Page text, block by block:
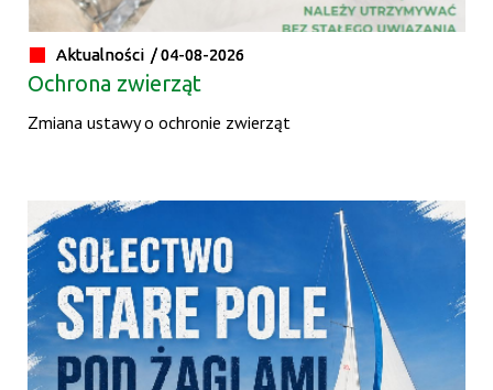
Aktualności /04-08-2026
Ochrona zwierząt
Zmiana ustawy o ochronie zwierząt